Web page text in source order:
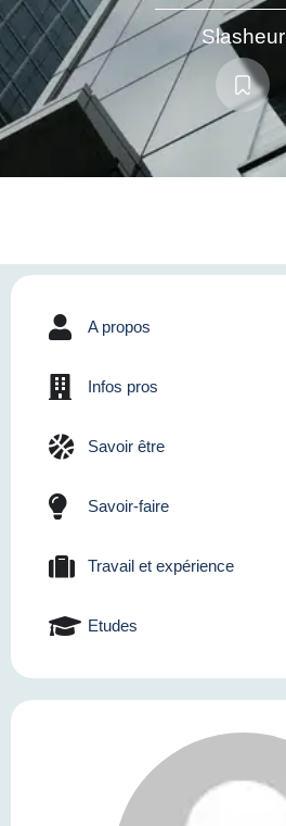
Slasheur
A propos
Infos pros
Savoir être
Savoir-faire
Travail et expérience
Etudes